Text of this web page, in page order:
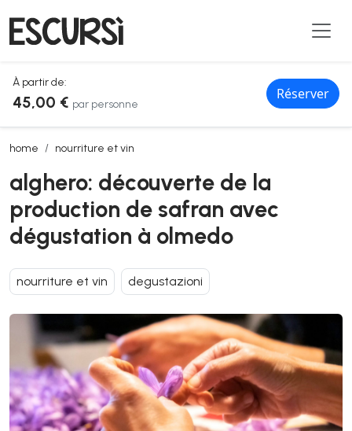
À partir de:
45,00 € par personne
Réserver
home nourriture et vin
alghero: découverte de la production de safran avec dégustation à
alghero: découverte de la
production de safran avec
dégustation à olmedo
nourriture et vin degustazioni